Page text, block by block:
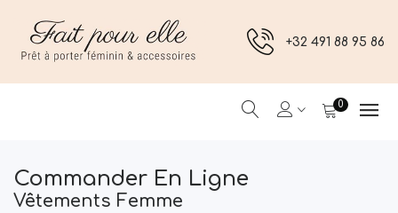
+32 491 88 95 86
0
Commander En Ligne
Vêtements Femme